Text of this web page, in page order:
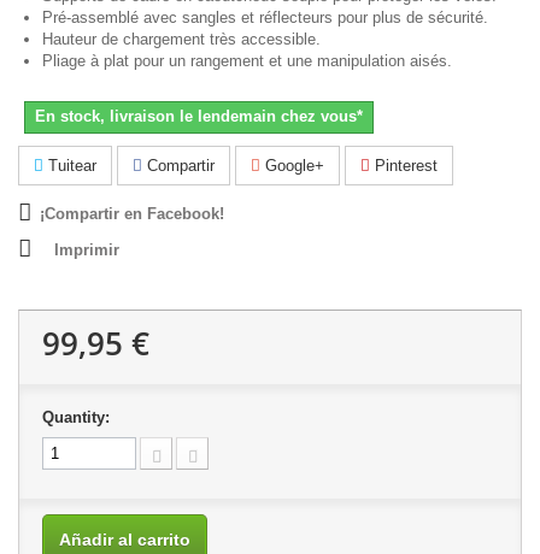
Pré-assemblé avec sangles et réflecteurs pour plus de sécurité.
Hauteur de chargement très accessible.
Pliage à plat pour un rangement et une manipulation aisés.
En stock, livraison le lendemain chez vous*
Tuitear Compartir Google+ Pinterest
¡Compartir en Facebook!
Imprimir
99,95 €
Quantity:
Añadir al carrito